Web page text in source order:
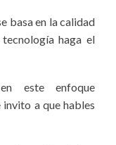
basa en la calidad
haga el
este enfoque
a que hables